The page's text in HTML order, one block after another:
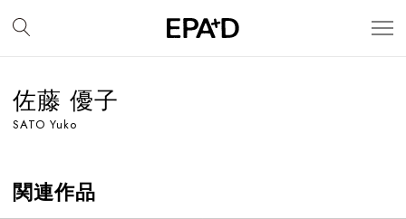
佐藤 優子
SATO Yuko
関連作品